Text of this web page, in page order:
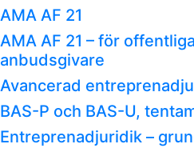
AMA AF 21
AMA AF 21 – för
anbudsgivare
Avancerad
BAS-P och BAS-U,
Entreprenadjuridik –